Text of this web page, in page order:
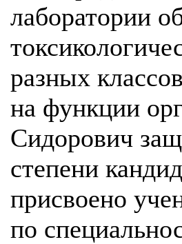
лаборатории
разных
на функции
Сидорович
степени
присвоено
по